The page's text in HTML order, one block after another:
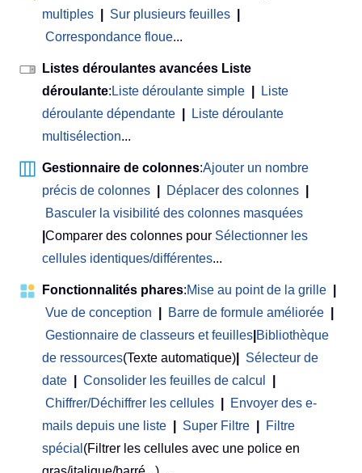
multiples
Sur plusieurs feuilles
Correspondance floue...
Listes déroulantes avancées Liste
déroulante: Liste déroulante simple
Liste
déroulante dépendante
Liste déroulante
multisélection...
Gestionnaire de colonnes:Ajouter un nombre
précis de colonnes
Déplacer des colonnes
Basculer la visibilité des colonnes masquées
Comparer des colonnes pour Sélectionner les
cellules identiques/différentes...
Fonctionnalités phares:Mise au point de la grille
Vue de conception
Barre de formule améliorée
Gestionnaire de classeurs et feuilles Bibliothèque
de ressources(Texte automatique)
Sélecteur de
date
Consolider les feuilles de calcul
Chiffrer/Déchiffrer les cellules
Envoyer des e-
mails depuis une liste
Super Filtre
Filtre
spécial (Filtrer les cellules avec une police en